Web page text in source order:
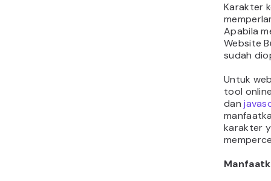
Karakter
Apabila
Website
sudah
Untuk
tool
dan
karakter